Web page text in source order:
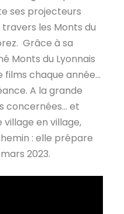
ses projecteurs
les Monts du
Grâce à sa
Monts du Lyonnais
films chaque année…
A la grande
concernées… et
en village,
: elle prépare
2023.